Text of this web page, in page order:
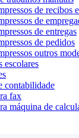
de recibos
de
de entregas
de pedidos
outros
escolares
contabilidade
fax
máquina de